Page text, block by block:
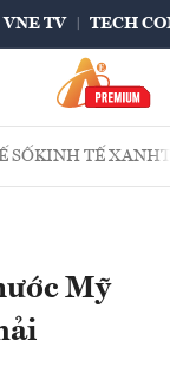
VNE TV TECH
SỐKINH TẾ XANH
Mỹ